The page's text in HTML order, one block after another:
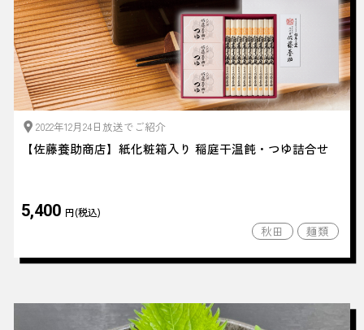
2022年12月24日放送でご紹介
【佐藤養助商店】紙化粧箱入り 稲庭干温飩・つゆ詰合せ
5,400 円(税込)
秋田 麺類